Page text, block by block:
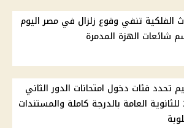
الفلكية تنفي وقوع زلزال في مصر اليوم
شائعات الهزة المدمرة
تحدد فئات دخول امتحانات الدور الثاني
2026 للثانوية العامة بالدرجة كاملة والمستندات